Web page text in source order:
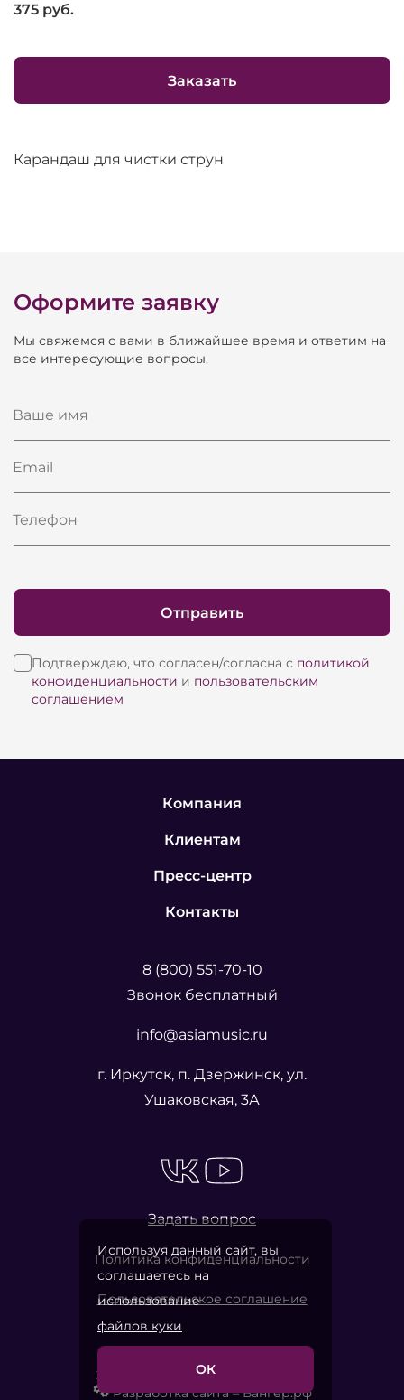
375 руб.
Заказать
Карандаш для чистки струн
Оформите заявку
Мы свяжемся с вами в ближайшее время и ответим на
все интересующие вопросы.
Ваше имя
Email
Телефон
Подтверждаю, что согласен/согласна с политикой
конфиденциальности и пользовательским
соглашением
Отправить
Компания
Клиентам
Пресс-центр
Контакты
8 (800) 551-70-10
Звонок бесплатный
info@asiamusic.ru
г. Иркутск, п. Дзержинск, ул.
Ушаковская, 3А
Задать вопрос
Политика конфиденциальности
Пользовательское соглашение
2026 © «Азия Мьюзик Компани»
Разработка сайта – Вангер.рф
Используя данный сайт, вы
соглашаетесь на
использование
файлов куки
ОК